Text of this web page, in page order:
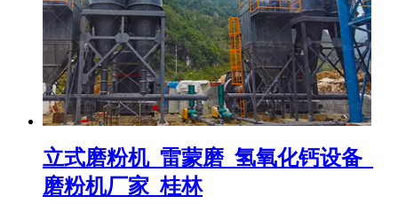
立式磨粉机_雷蒙磨_氢氧化钙设备_
磨粉机厂家_桂林